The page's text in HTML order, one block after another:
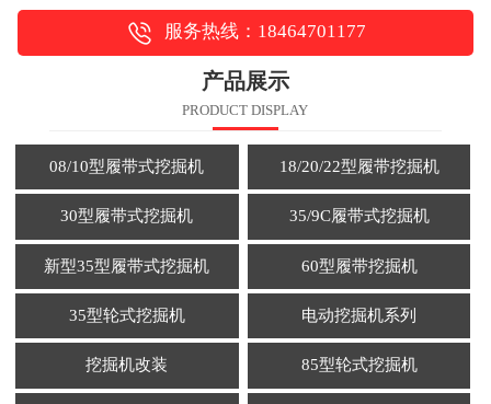
服务热线：18464701177
产品展示
PRODUCT DISPLAY
08/10型履带式挖掘机 18/20/22型履带挖掘机
30型履带式挖掘机 35/9C履带式挖掘机
新型35型履带式挖掘机 60型履带挖掘机
35型轮式挖掘机 电动挖掘机系列
挖掘机改装 85型轮式挖掘机